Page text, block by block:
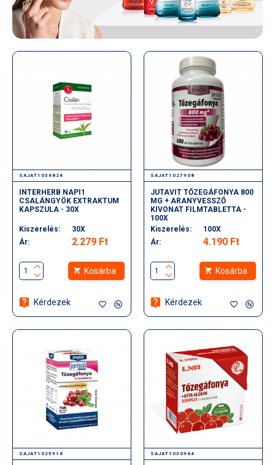
SAJAT1034824
INTERHERB NAPI1
CSALÁNGYÖK EXTRAKTUM
KAPSZULA - 30X
Kiszerelés:
30X
Ár:
2.279 Ft
Kosárba
Kérdezek
SAJAT1027908
JUTAVIT TŐZEGÁFONYA 800
MG + ARANYVESSZŐ
KIVONAT FILMTABLETTA -
100X
Kiszerelés:
100X
Ár:
4.190 Ft
Kosárba
Kérdezek
SAJAT1025916 SAJAT1030964